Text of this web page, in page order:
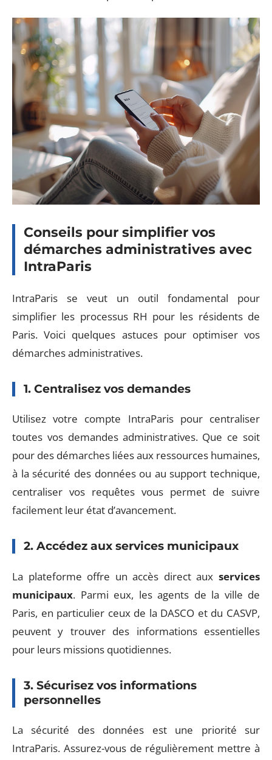
Conseils pour simplifier vos
démarches administratives avec
IntraParis
IntraParis se veut un outil fondamental pour
simplifier les processus RH pour les résidents de
Paris. Voici quelques astuces pour optimiser vos
démarches administratives.
1. Centralisez vos demandes
Utilisez votre compte IntraParis pour centraliser
toutes vos demandes administratives. Que ce soit
pour des démarches liées aux ressources humaines,
à la sécurité des données ou au support technique,
centraliser vos requêtes vous permet de suivre
facilement leur état d’avancement.
2. Accédez aux services municipaux
La plateforme offre un accès direct aux services
municipaux. Parmi eux, les agents de la ville de
Paris, en particulier ceux de la DASCO et du CASVP,
peuvent y trouver des informations essentielles
pour leurs missions quotidiennes.
3. Sécurisez vos informations
personnelles
La sécurité des données est une priorité sur
IntraParis. Assurez-vous de régulièrement mettre à